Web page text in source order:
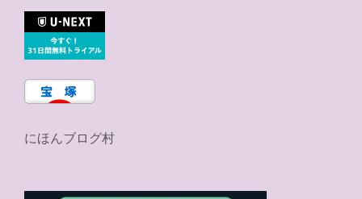
にほんブログ村